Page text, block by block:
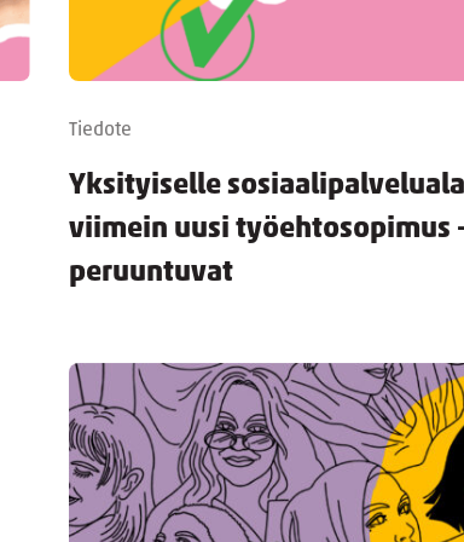
Tiedote
Yksityiselle
viimein uusi työehtosopimus
peruuntuvat